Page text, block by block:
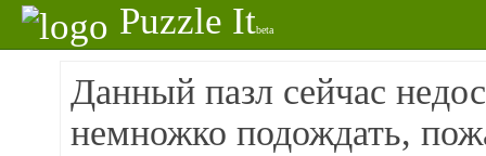
Puzzle Itbeta
Данный пазл сейчас
немножко подождать,